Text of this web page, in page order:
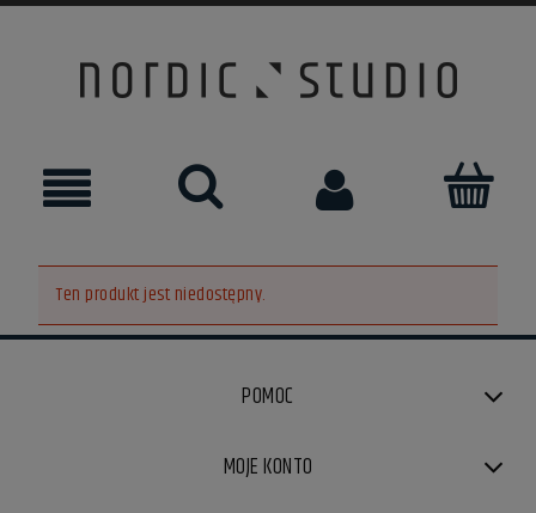
Ten produkt jest niedostępny.
POMOC
MOJE KONTO